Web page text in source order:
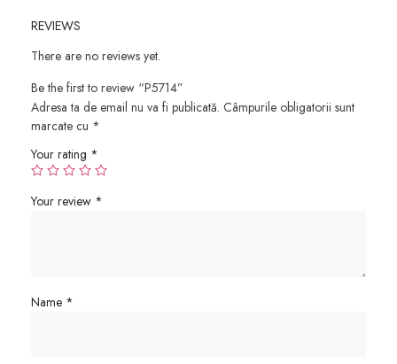
REVIEWS
There are no reviews yet.
Be the first to review “P5714”
Adresa ta de email nu va fi publicată. Câmpurile obligatorii sunt
marcate cu *
Your rating *
Your review *
Name *